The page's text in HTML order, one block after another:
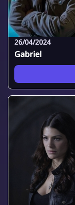
26/04/2024
Gabriel